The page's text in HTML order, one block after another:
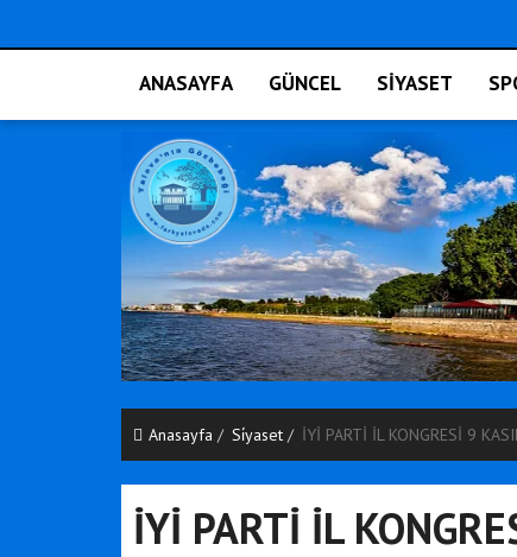
ANASAYFA GÜNCEL SİYASET
Anasayfa Si̇yaset İYİ PARTİ İL KONGRESİ 9
İYİ PARTİ İL